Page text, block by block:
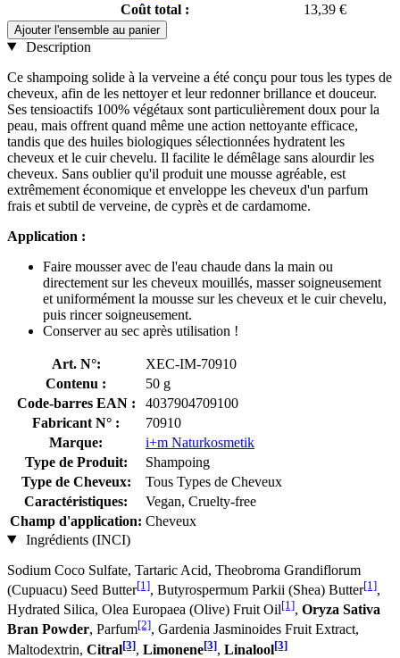
Coût total :
13,39 €
Ajouter l'ensemble au panier
Description
Ce shampoing solide à la verveine a été conçu pour tous les types de
cheveux, afin de les nettoyer et leur redonner brillance et douceur.
Ses tensioactifs 100% végétaux sont particulièrement doux pour la
peau, mais offrent quand même une action nettoyante efficace,
tandis que des huiles biologiques sélectionnées hydratent les
cheveux et le cuir chevelu. Il facilite le démêlage sans alourdir les
cheveux. Sans oublier qu'il produit une mousse agréable, est
extrêmement économique et enveloppe les cheveux d'un parfum
frais et subtil de verveine, de cyprès et de cardamome.
Application :
Faire mousser avec de l'eau chaude dans la main ou
directement sur les cheveux mouillés, masser soigneusement
et uniformément la mousse sur les cheveux et le cuir chevelu,
puis rincer soigneusement.
Conserver au sec après utilisation !
Art. N°:
XEC-IM-70910
Contenu :
50 g
Code-barres EAN :
4037904709100
Fabricant N° :
70910
Marque:
i+m Naturkosmetik
Type de Produit:
Shampoing
Type de Cheveux:
Tous Types de Cheveux
Caractéristiques:
Vegan, Cruelty-free
Champ d'application: Cheveux
Ingrédients (INCI)
Sodium Coco­ Sulfate, Tartaric Acid, Theobroma Grandiflorum
(Cupuacu) Seed Butter[1], Butyrospermum Parkii (Shea) Butter[1],
Hydrated Silica, Olea Europaea (Olive) Fruit Oil[1], Oryza Sativa
Bran Powder, Parfum[2], Gardenia Jasminoides Fruit Extract,
Maltodextrin, Citral[3], Limonene[3], Linalool[3]